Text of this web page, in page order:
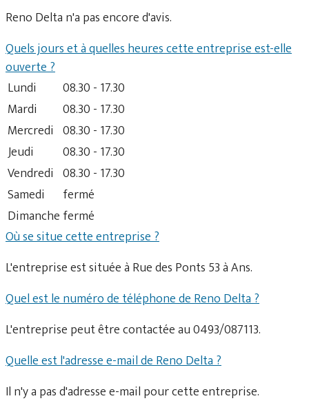
Reno Delta n'a pas encore d'avis.
Quels jours et à quelles heures cette entreprise est-elle
ouverte ?
Lundi
08.30 - 17.30
Mardi
08.30 - 17.30
Mercredi 08.30 - 17.30
Jeudi
08.30 - 17.30
Vendredi 08.30 - 17.30
Samedi
fermé
Dimanche fermé
Où se situe cette entreprise ?
L'entreprise est située à Rue des Ponts 53 à Ans.
Quel est le numéro de téléphone de Reno Delta ?
L'entreprise peut être contactée au 0493/087113.
Quelle est l'adresse e-mail de Reno Delta ?
Il n'y a pas d'adresse e-mail pour cette entreprise.